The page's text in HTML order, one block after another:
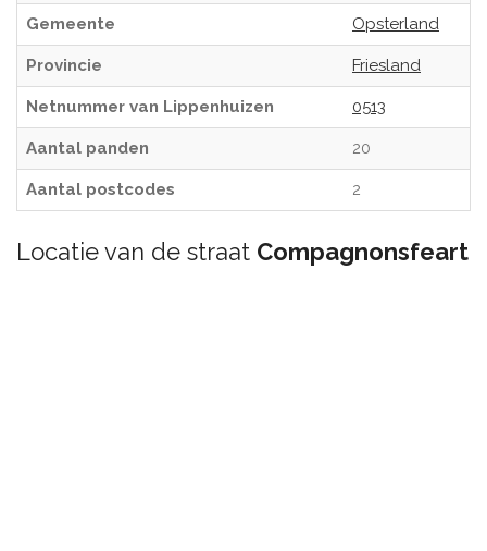
Gemeente Opsterland
Provincie Friesland
Netnummer van Lippenhuizen 0513
Aantal panden 20
Aantal postcodes 2
Locatie van de straat Compagnonsfeart